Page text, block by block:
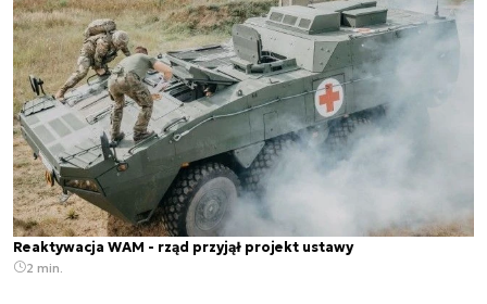
Reaktywacja WAM - rząd przyjął projekt ustawy
2 min.